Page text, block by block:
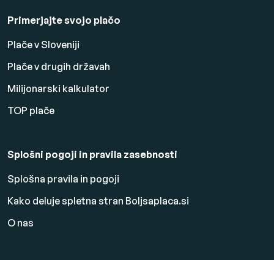
Primerjajte svojo plačo
Plače v Sloveniji
Plače v drugih državah
Milijonarski kalkulator
TOP plače
Splošni pogoji in pravila zasebnosti
Splošna pravila in pogoji
Kako deluje spletna stran Boljsaplaca.si
O nas